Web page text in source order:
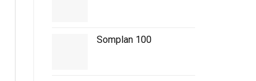
Somplan 100